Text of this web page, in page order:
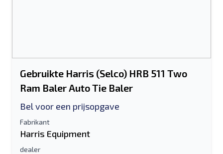
Gebruikte Harris (Selco) HRB 511 Two
Ram Baler Auto Tie Baler
Bel voor een prijsopgave
Fabrikant
Harris Equipment
dealer